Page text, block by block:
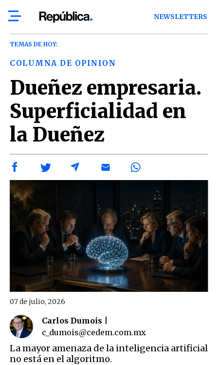
NEWSLETTERS
TEMAS DE HOY:
COLUMNA DE OPINION
Dueñez empresaria.
Superficialidad en
la Dueñez
Carlos Dumois |
c_dumois@cedem.com.mx
07 de julio, 2026
La mayor amenaza de la inteligencia artificial
no está en el algoritmo.